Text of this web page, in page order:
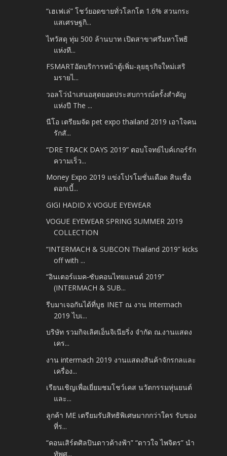
“เฮเฟเล่” โชว์ยอดขายทั่วโลกโต 1.6% สวนกระ
แสเศรษฐกิ...
ไทวัสดุ ทุ่ม 500 ล้านบาท เปิดสาขาศรีมหาโพธิ
แห่งที...
FSMARTอัดบริการหน้าตู้เพิ่ม-ลุยธุรกิจใหม่เสริ
มรายไ...
วอลโว่นำเสนอสุดยอดประสบการณ์ครั้งสำคัญ
แห่งปี The ...
นีโอ เตรียมจัด pet expo thailand 2019 เอาใจคน
รักสั...
“DRE TRACK DAYS 2019” ตอบโจทย์ไบค์เกอร์รัก
ความเร็ว...
Money Expo 2019 แข่งโปรโมชั่นเดือด สินเชื่อ
ดอกเบี้...
GIGI HADID X VOGUE EYEWEAR
VOGUE EYEWEAR SPRING SUMMER 2019
COLLECTION
“INTERMACH & SUBCON Thailand 2019” kicks
off with ...
“อินเตอร์แมค-ซับคอนไทยแลนด์ 2019”
(INTERMACH & SUB...
รีบมาเจอกันได้ที่บูธ INET ณ งาน Intermach
2019 ไบเ...
บริษัท รวมกิจเลิศเอ็นจิเนียริ่ง จำกัด ณ.งานแสดง
เคร...
งาน​ intermach​ 2019 งานแสดงสินค้าจักรกลและ
เครื่อง...
เรียนเชิญเพื่อเยี่ยมชมโชว์เคส นวัตกรรมหุ่นยนต์
และ...
ลูกค้า ME เตรียมรับสิทธิพิเศษมากกว่าใคร รับของ
ที่ร...
“คอนเสิร์ตศิลปินดาวค้างฟ้า” “ดาวใจ ไพจิตร” นำ
ทัพศ...